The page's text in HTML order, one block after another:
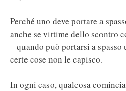
Perché uno deve portare a
anche se vittime dello scontro
– quando può portarsi a
certe cose non le capisco.
In ogni caso, qualcosa